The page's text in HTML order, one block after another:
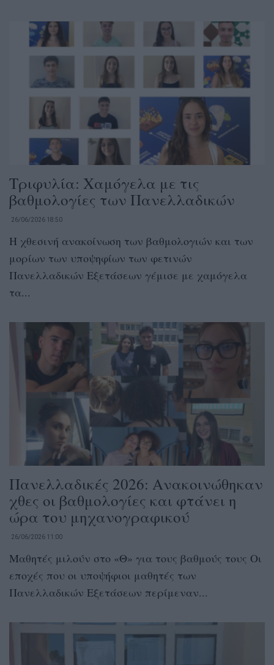
Τριφυλία: Χαμόγελα με τις
βαθμολογίες των Πανελλαδικών
26/06/2026 18:50
Η χθεσινή ανακοίνωση των βαθμολογιών και των
μορίων των υποψηφίων των φετινών
Πανελλαδικών Εξετάσεων γέμισε με χαμόγελα
τα...
Πανελλαδικές 2026: Ανακοινώθηκαν
χθες οι βαθμολογίες και φτάνει η
ώρα του μηχανογραφικού
26/06/2026 11:00
Μαθητές μιλούν στο «Θ» για τους βαθμούς τους Οι
εποχές που οι υποψήφιοι μαθητές των
Πανελλαδικών Εξετάσεων περίμεναν...